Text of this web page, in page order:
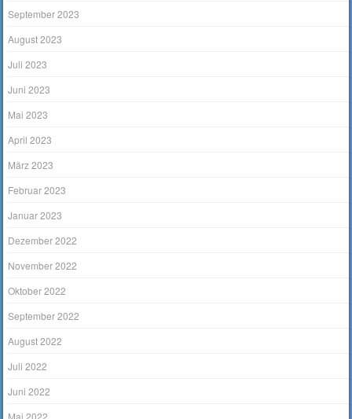
September 2023
August 2023
Juli 2023
Juni 2023
Mai 2023
April 2023
März 2023
Februar 2023
Januar 2023
Dezember 2022
November 2022
Oktober 2022
September 2022
August 2022
Juli 2022
Juni 2022
Mai 2022